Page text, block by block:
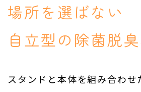
場所を選ばない
自立型の除菌脱臭
スタンドと本体を組み合わせ